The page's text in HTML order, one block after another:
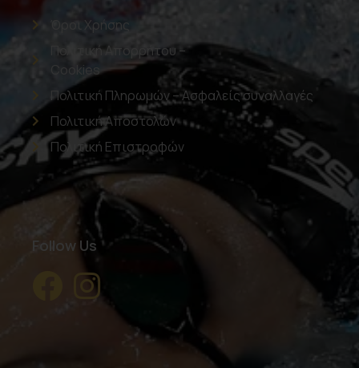
Όροι Χρήσης
Πολιτική Απορρήτου –
Cookies
Πολιτική Πληρωμών – Ασφαλείς συναλλαγές
Πολιτική Αποστολών
Πολιτική Επιστροφών
Follow Us